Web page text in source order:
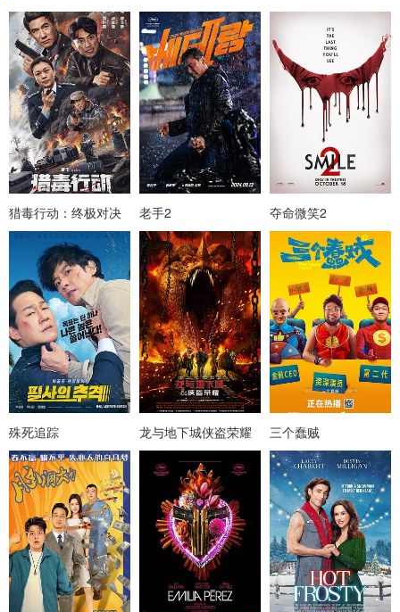
猎毒行动：终极对决 老手2 夺命微笑2
殊死追踪 龙与地下城侠盗荣耀 三个蠢贼